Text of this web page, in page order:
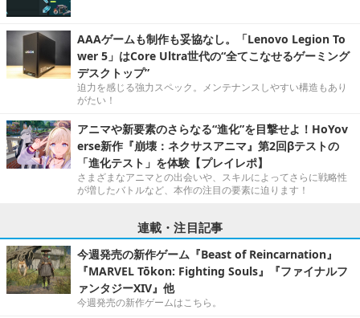
AAAゲームも制作も妥協なし。「Lenovo Legion To
wer 5」はCore Ultra世代の“全てこなせるゲーミング
デスクトップ”
迫力を感じる強力スペック。メンテナンスしやすい構造もあり
がたい！
アニマや新要素のさらなる“進化”を目撃せよ！HoYov
erse新作『崩壊：ネクサスアニマ』第2回βテストの
「進化テスト」を体験【プレイレポ】
さまざまなアニマとの出会いや、スキルによってさらに戦略性
が増したバトルなど、本作の注目の要素に迫ります！
連載・注目記事
今週発売の新作ゲーム『Beast of Reincarnation』
『MARVEL Tōkon: Fighting Souls』『ファイナルフ
ァンタジーXIV』他
今週発売の新作ゲームはこちら。